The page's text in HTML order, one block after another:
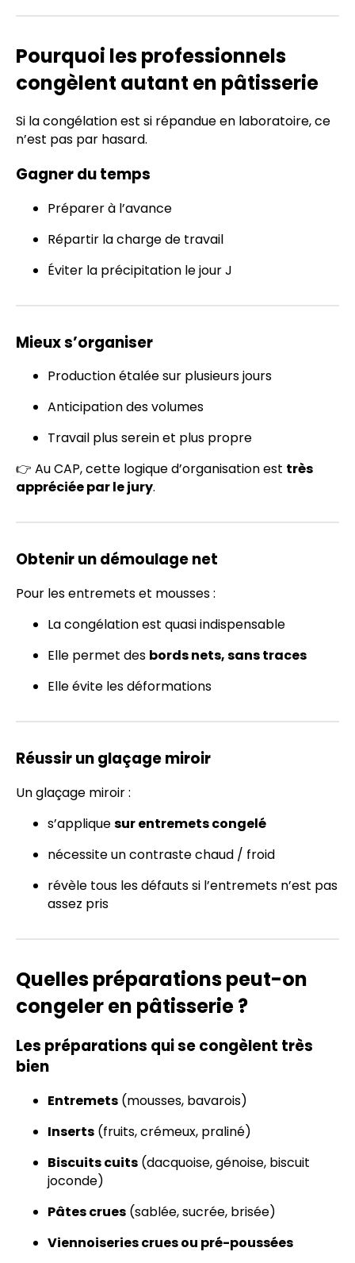
Pourquoi les professionnels
congèlent autant en pâtisserie
Si la congélation est si répandue en laboratoire, ce
n’est pas par hasard.
Gagner du temps
Préparer à l’avance
Répartir la charge de travail
Éviter la précipitation le jour J
Mieux s’organiser
Production étalée sur plusieurs jours
Anticipation des volumes
Travail plus serein et plus propre
👉 Au CAP, cette logique d’organisation est très
appréciée par le jury.
Obtenir un démoulage net
Pour les entremets et mousses :
La congélation est quasi indispensable
Elle permet des bords nets, sans traces
Elle évite les déformations
Réussir un glaçage miroir
Un glaçage miroir :
s’appliquesur entremets congelé
nécessite un contraste chaud / froid
révèle tous les défauts si l’entremets n’est pas
assez pris
Quelles préparations peut-on
congeler en pâtisserie ?
Les préparations qui se congèlent très
bien
Entremets (mousses, bavarois)
Inserts (fruits, crémeux, praliné)
Biscuits cuits (dacquoise, génoise, biscuit
joconde)
Pâtes crues (sablée, sucrée, brisée)
Viennoiseries crues ou pré-poussées